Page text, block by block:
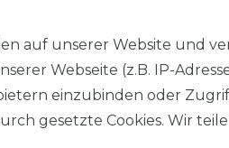
auf unserer Website und
Webseite (z.B. IP-
einzubinden oder
gesetzte Cookies. Wir